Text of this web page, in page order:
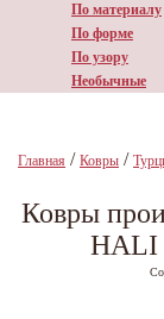
По материалу
По форме
По узору
Необычные
Главная / Ковры /
Ковры
HALI